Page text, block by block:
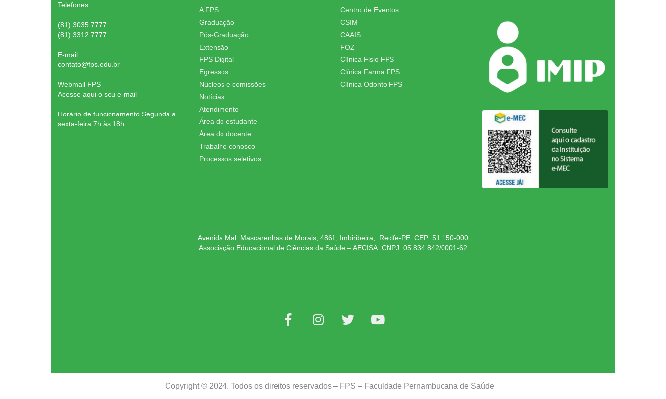
Telefones
(81) 3035.7777
(81) 3312.7777
E-mail
contato@fps.edu.br
Webmail FPS
Acesse aqui o seu e-mail
Horário de funcionamento Segunda a
sexta-feira 7h às 18h
A FPS
Graduação
Pós-Graduação
Extensão
FPS Digital
Egressos
Núcleos e comissões
Notícias
Atendimento
Área do estudante
Área do docente
Trabalhe conosco
Processos seletivos
Centro de Eventos
CSIM
CAAIS
FOZ
Clínica Fisio FPS
Clínica Farma FPS
Clínica Odonto FPS
Avenida Mal. Mascarenhas de Morais, 4861, Imbiribeira, Recife-PE. CEP: 51.150-000
Associação Educacional de Ciências da Saúde – AECISA. CNPJ: 05.834.842/0001-62
Copyright © 2024. Todos os direitos reservados – FPS – Faculdade Pernambucana de Saúde